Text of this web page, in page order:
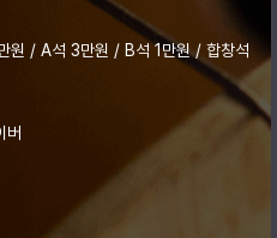
원 / A석 3만원 / B석 1만원 / 합창석
버